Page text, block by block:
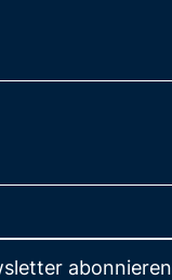
abonnieren